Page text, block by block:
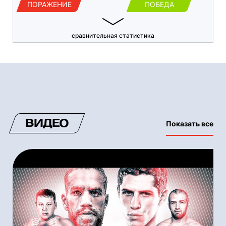
ПОРАЖЕНИЕ ПОБЕДА
сравнительная статистика
ВИДЕО Показать все